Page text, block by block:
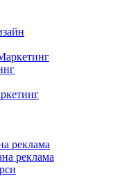
реклама
реклама